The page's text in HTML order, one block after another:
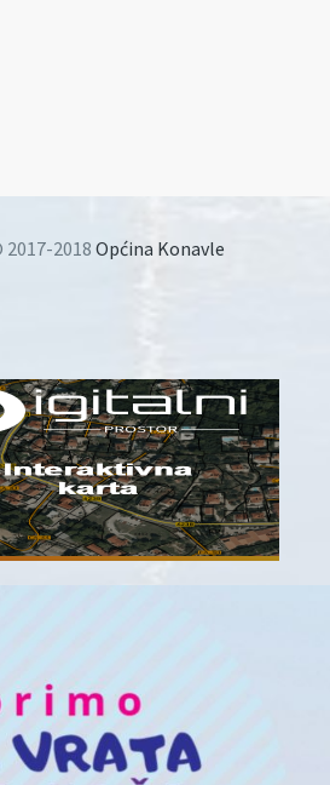
2017-2018 Općina Konavle